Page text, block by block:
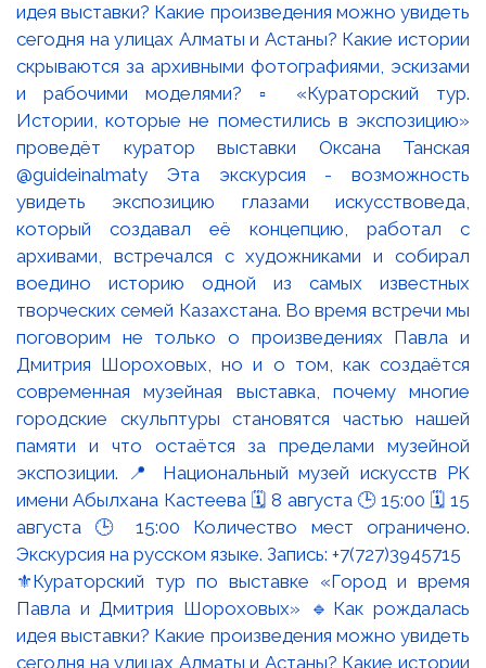
⚜️Кураторский тур по выставке «Город и время
Павла и Дмитрия Шороховых» 🔹Как рождалась
идея выставки? Какие произведения можно увидеть
сегодня на улицах Алматы и Астаны? Какие истории